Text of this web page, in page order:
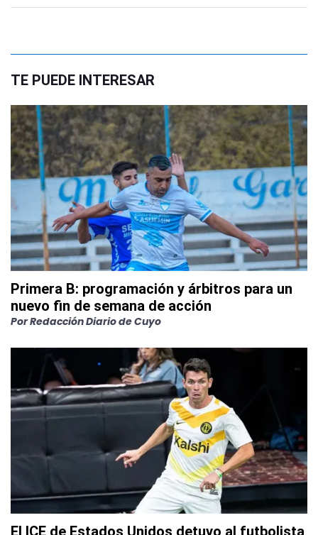
TE PUEDE INTERESAR
Primera B: programación y árbitros para un
nuevo fin de semana de acción
PorRedacción Diario de Cuyo
El ICE de Estados Unidos detuvo al futbolista